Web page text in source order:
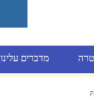
מדברים עלינו